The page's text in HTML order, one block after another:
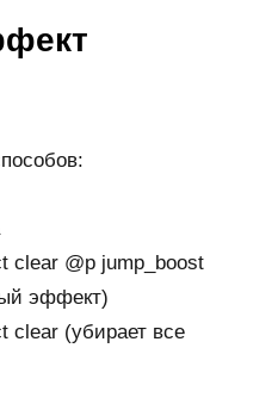
clear @p jump_boost
эффект)
clear (убирает все